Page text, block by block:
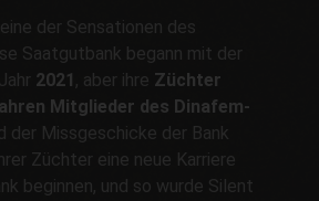
der Sensationen des
Saatgutbank begann mit der
2021 , aber ihre Züchter
Mitglieder des Dinafem-
der Missgeschicke der Bank
Züchter eine neue Karriere
beginnen, und so wurde Silent